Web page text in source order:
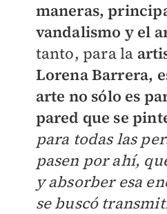
maneras,
vandalismo y el
tanto, para la
Lorena Barrera,
arte no sólo es
pared que se
para todas las
pasen por ahí,
y absorber esa
se buscó